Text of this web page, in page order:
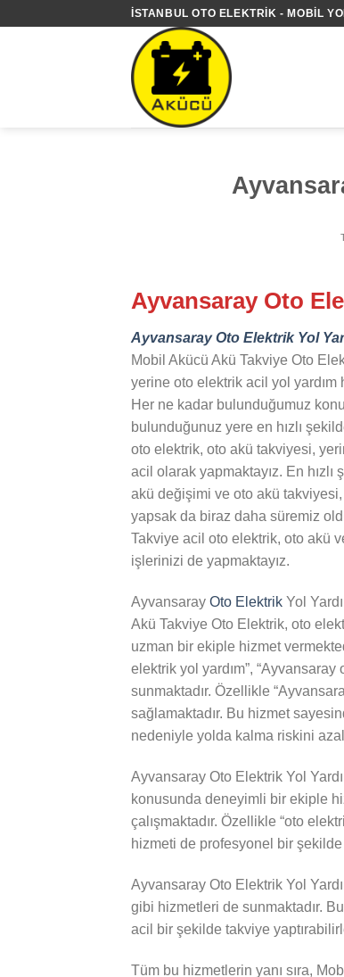
İSTANBUL OTO ELEKTRIK - MOBIL
Ayvansaray Oto
Ayvansaray Oto Elektrik Yol
Mobil Akücü Akü Takviye Oto
yerine oto elektrik acil yol yardım
Her ne kadar bulunduğumuz
bulunduğunuz yere en hızlı
oto elektrik, oto akü takviyesi,
acil olarak yapmaktayız. En
akü değişimi ve oto akü
yapsak da biraz daha süremiz
Takviye acil oto elektrik, oto akü
işlerinizi de yapmaktayız.
Ayvansaray Oto Elektrik Yol
Akü Takviye Oto Elektrik, oto
uzman bir ekiple hizmet
elektrik yol yardım”,
sunmaktadır. Özellikle
sağlamaktadır. Bu hizmet
nedeniyle yolda kalma riskini
Ayvansaray Oto Elektrik Yol
konusunda deneyimli bir ekiple
çalışmaktadır. Özellikle “oto
hizmeti de profesyonel bir şekilde
Ayvansaray Oto Elektrik Yol
gibi hizmetleri de sunmaktadır.
acil bir şekilde takviye
Tüm bu hizmetlerin yanı sıra,